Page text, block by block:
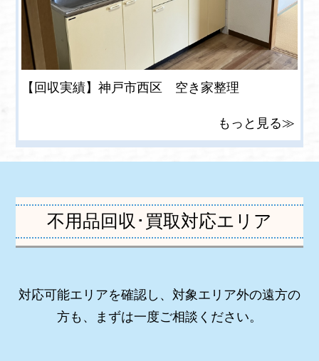
【回収実績】神戸市西区 空き家整理
もっと見る≫
不用品回収･買取対応エリア
対応可能エリアを確認し、対象エリア外の遠方の
方も、まずは一度ご相談ください。